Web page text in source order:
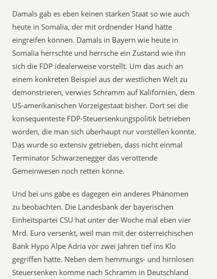
Damals gab es eben keinen starken Staat so wie auch
heute in Somalia, der mit ordnender Hand hätte
eingreifen können. Damals in Bayern wie heute in
Somalia herrschte und herrsche ein Zustand wie ihn
sich die FDP idealerweise vorstellt. Um das auch an
einem konkreten Beispiel aus der westlichen Welt zu
demonstrieren, verwies Schramm auf Kalifornien, dem
US-amerikanischen Vorzeigestaat bisher. Dort sei die
konsequenteste FDP-Steuersenkungspolitik betrieben
worden, die man sich überhaupt nur vorstellen konnte.
Das wurde so extensiv getrieben, dass nicht einmal
Terminator Schwarzenegger das verottende
Gemeinwesen noch retten könne.
Und bei uns gäbe es dagegen ein anderes Phänomen
zu beobachten. Die Landesbank der bayerischen
Einheitspartei CSU hat unter der Woche mal eben vier
Mrd. Euro versenkt, weil man mit der österreichischen
Bank Hypo Alpe Adria vor zwei Jahren tief ins Klo
gegriffen hatte. Neben dem hemmungs- und hirnlosen
Steuersenken komme nach Schramm in Deutschland